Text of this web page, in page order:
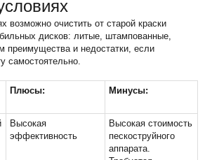
возможно очистить от старой краски
дисков: литые, штампованные,
преимущества и недостатки, если
самостоятельно.
Плюсы: Минусы:
Высокая
эффективность
Высокая стоимость
пескоструйного
аппарата.